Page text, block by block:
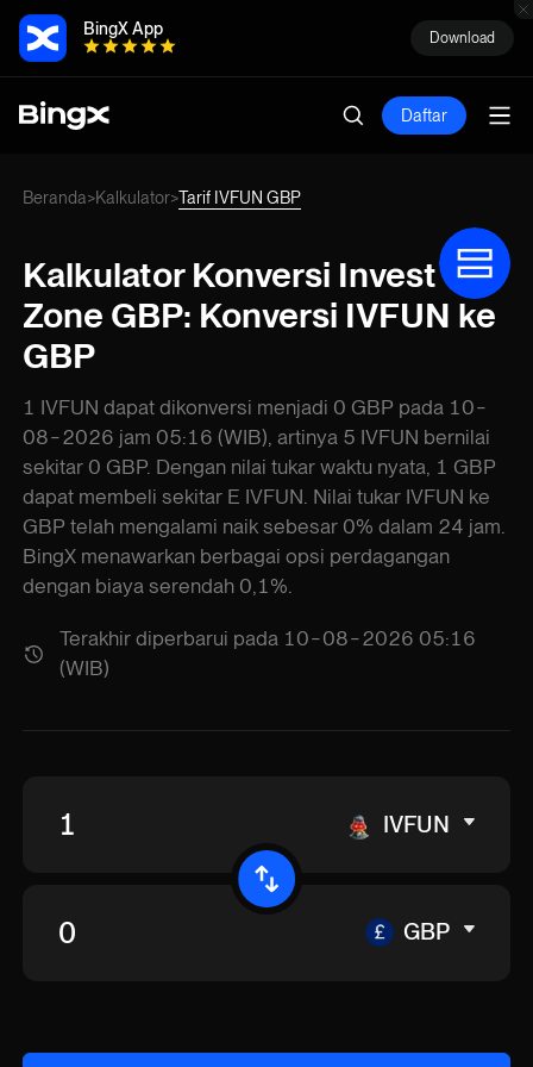
BingX App Download
Daftar
Beranda>Kalkulator>Tarif IVFUN GBP
Kalkulator Konversi Invest
Zone GBP: Konversi IVFUN ke
GBP
1 IVFUN dapat dikonversi menjadi 0 GBP pada 10-
08-2026 jam 05:16 (WIB), artinya 5 IVFUN bernilai
sekitar 0 GBP. Dengan nilai tukar waktu nyata, 1 GBP
dapat membeli sekitar E IVFUN. Nilai tukar IVFUN ke
GBP telah mengalami naik sebesar 0% dalam 24 jam.
BingX menawarkan berbagai opsi perdagangan
dengan biaya serendah 0,1%.
Terakhir diperbarui pada 10-08-2026 05:16
(WIB)
IVFUN
GBP